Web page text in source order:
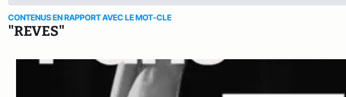
CONTENUS EN RAPPORT AVEC LE MOT-CLE
"REVES"